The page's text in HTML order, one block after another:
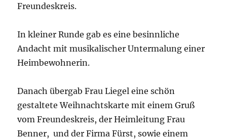
Freundeskreis.
In kleiner Runde gab es eine besinnliche
Andacht mit musikalischer Untermalung einer
Heimbewohnerin.
Danach übergab Frau Liegel eine schön
gestaltete Weihnachtskarte mit einem Gruß
vom Freundeskreis, der Heimleitung Frau
Benner, und der Firma Fürst, sowie einem